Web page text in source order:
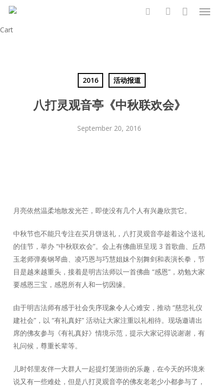
Skip
main
CartClose
2016 活动报道
八打灵观音亭《中秋联欢会》
September 20, 2016
月亮依然温柔地散发光芒，即使没有几个人有兴趣欣赏它。
中秋节也不能只专注在买月饼送礼，八打灵观音亭趁着这个送礼
的佳节，举办 “中秋联欢会”。会上有佛曲班呈现 3 首歌曲、丘昂
玉老师弹奏钢琴曲、凌巧恩与巧慧姐妹个别舞剑和表演长拳，节
目是越来越重头，接着是明吉法师以一首佛曲 “感恩”，劝勉大家
要感恩三宝，感恩所有人和一切因缘。
由于明吉法师有感于社会失序现象令人心难安，推动 “慈悲礼仪
建社会”，以 “有礼真好” 活动让大家注重以礼相待。现场邀请出
席的佛友参与《有礼真好》情境示范，提示大家记得说谢谢，有
礼问候，尊重长辈等。
儿时邻里友伴一大群人一起提灯笼游街的乐趣，在今天的环境来
说又有一些难处，但是八打灵观音亭的佛友老老少小都参与了，